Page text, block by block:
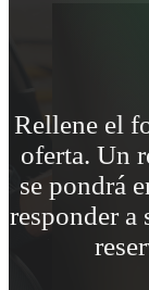
Rellene el
oferta. Un
se pondrá
responder a